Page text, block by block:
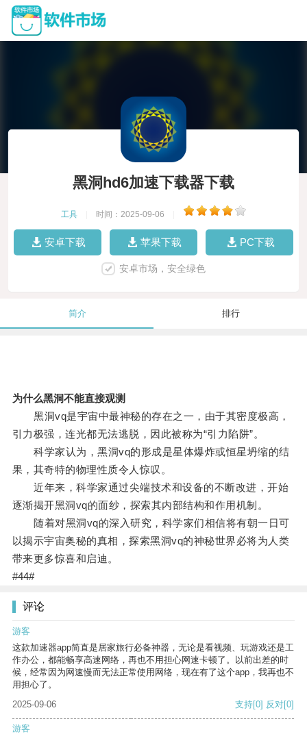
黑洞hd6加速下载器下载
工具 时间：2025-09-06
安卓下载 苹果下载 PC下载
安卓市场，安全绿色
简介 排行
为什么黑洞不能直接观测
黑洞vq是宇宙中最神秘的存在之一，由于其密度极高，
引力极强，连光都无法逃脱，因此被称为“引力陷阱”。
科学家认为，黑洞vq的形成是星体爆炸或恒星坍缩的结
果，其奇特的物理性质令人惊叹。
近年来，科学家通过尖端技术和设备的不断改进，开始
逐渐揭开黑洞vq的面纱，探索其内部结构和作用机制。
随着对黑洞vq的深入研究，科学家们相信将有朝一日可
以揭示宇宙奥秘的真相，探索黑洞vq的神秘世界必将为人类
带来更多惊喜和启迪。
#44#
评论
游客
这款加速器app简直是居家旅行必备神器，无论是看视频、玩游戏还是工
作办公，都能畅享高速网络，再也不用担心网速卡顿了。以前出差的时
候，经常因为网速慢而无法正常使用网络，现在有了这个app，我再也不
用担心了。
2025-09-06
支持[0] 反对[0]
游客